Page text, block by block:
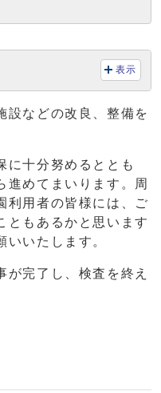
表示
設などの改良、整備を
に十分努めるととも
進めてまいります。周
利用者の皆様には、ご
ともあるかと思います
いいたします。
が完了し、検査を終え